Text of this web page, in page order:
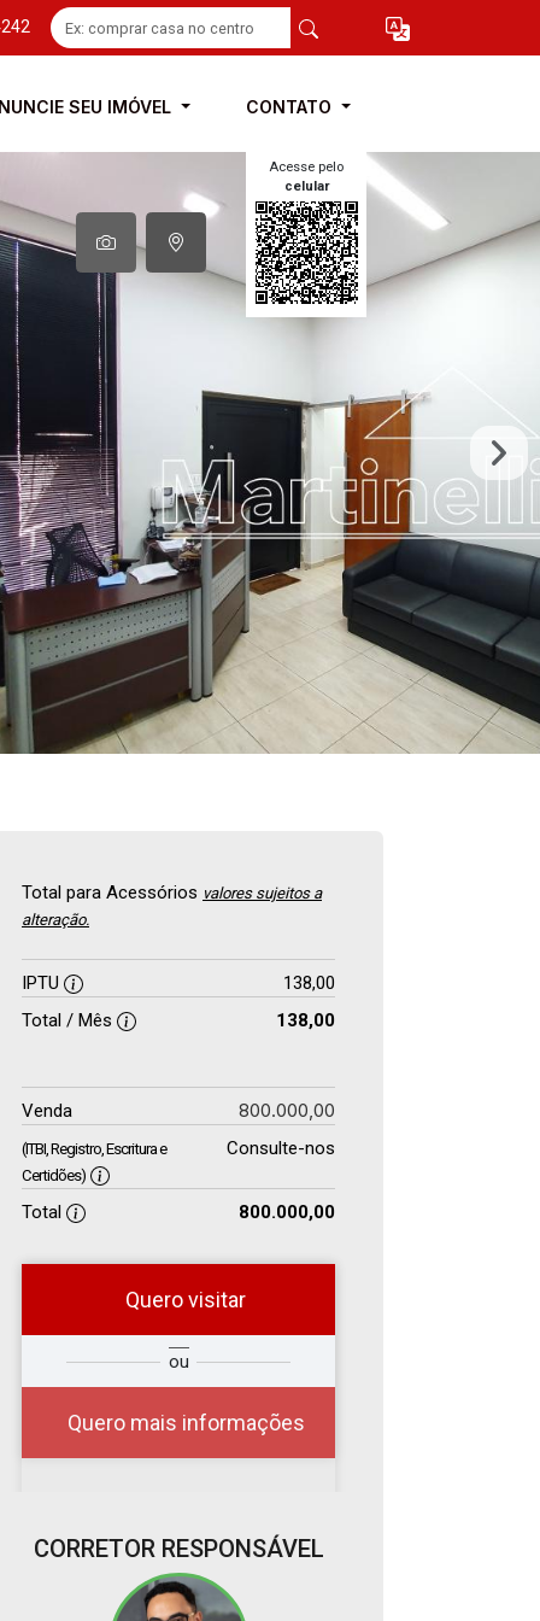
SEU IMÓVEL CONTATO
Acesse pelo
celular
Total para Acessórios valores sujeitos a
alteração.
IPTU
138,00
Total / Mês
138,00
Venda 800.000,00
(ITBI, Registro, Escritura e
Certidões)
Consulte-nos
Total 800.000,00
Quero visitar
ou
Quero mais informações
Qual o melhor dia e
horário para você?
10
Aug/Mon
08:00
CORRETOR RESPONSÁVEL